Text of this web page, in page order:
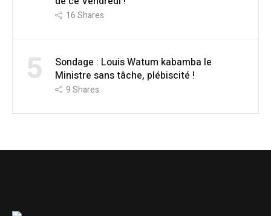
16Shares
5
Sondage : Louis Watum kabamba le
Ministre sans tâche, plébiscité !
9Shares